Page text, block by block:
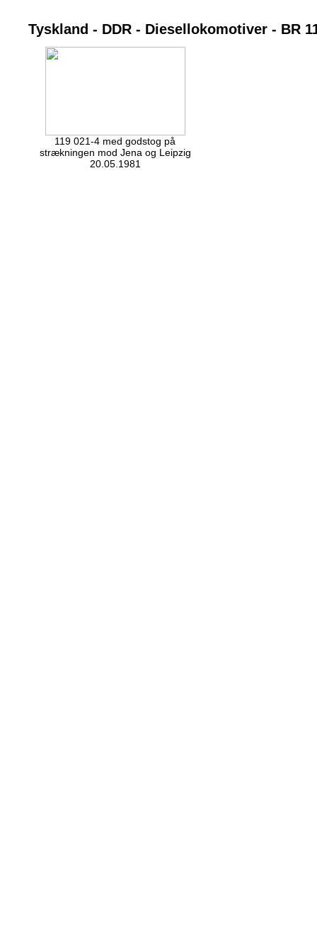
Tyskland - DDR - Diesellokomotiver - BR
119 021-4 med godstog på
strækningen mod Jena og Leipzig
20.05.1981